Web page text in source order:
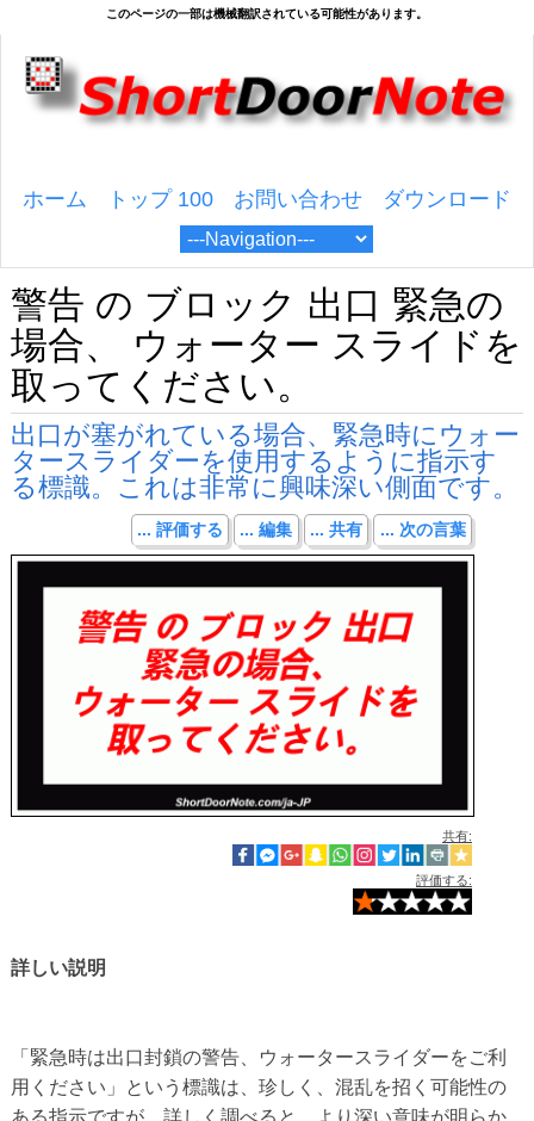
ホーム トップ 100 お問い合わせ ダウンロード
警告 の ブロック 出口 緊急の
場合、 ウォーター スライドを
取ってください。
出口が塞がれている場合、緊急時にウォー
タースライダーを使用するように指示す
る標識。これは非常に興味深い側面です。
... 評価する ... 編集 ... 共有 ... 次の言葉
共有:
評価する:
詳しい説明
「緊急時は出口封鎖の警告、ウォータースライダーをご利
用ください」という標識は、珍しく、混乱を招く可能性の
ある指示ですが、詳しく調べると、より深い意味が明らか